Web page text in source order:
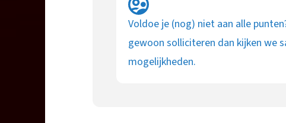
Voldoe je (nog) niet aan alle
gewoon solliciteren dan kijken we
mogelijkheden.